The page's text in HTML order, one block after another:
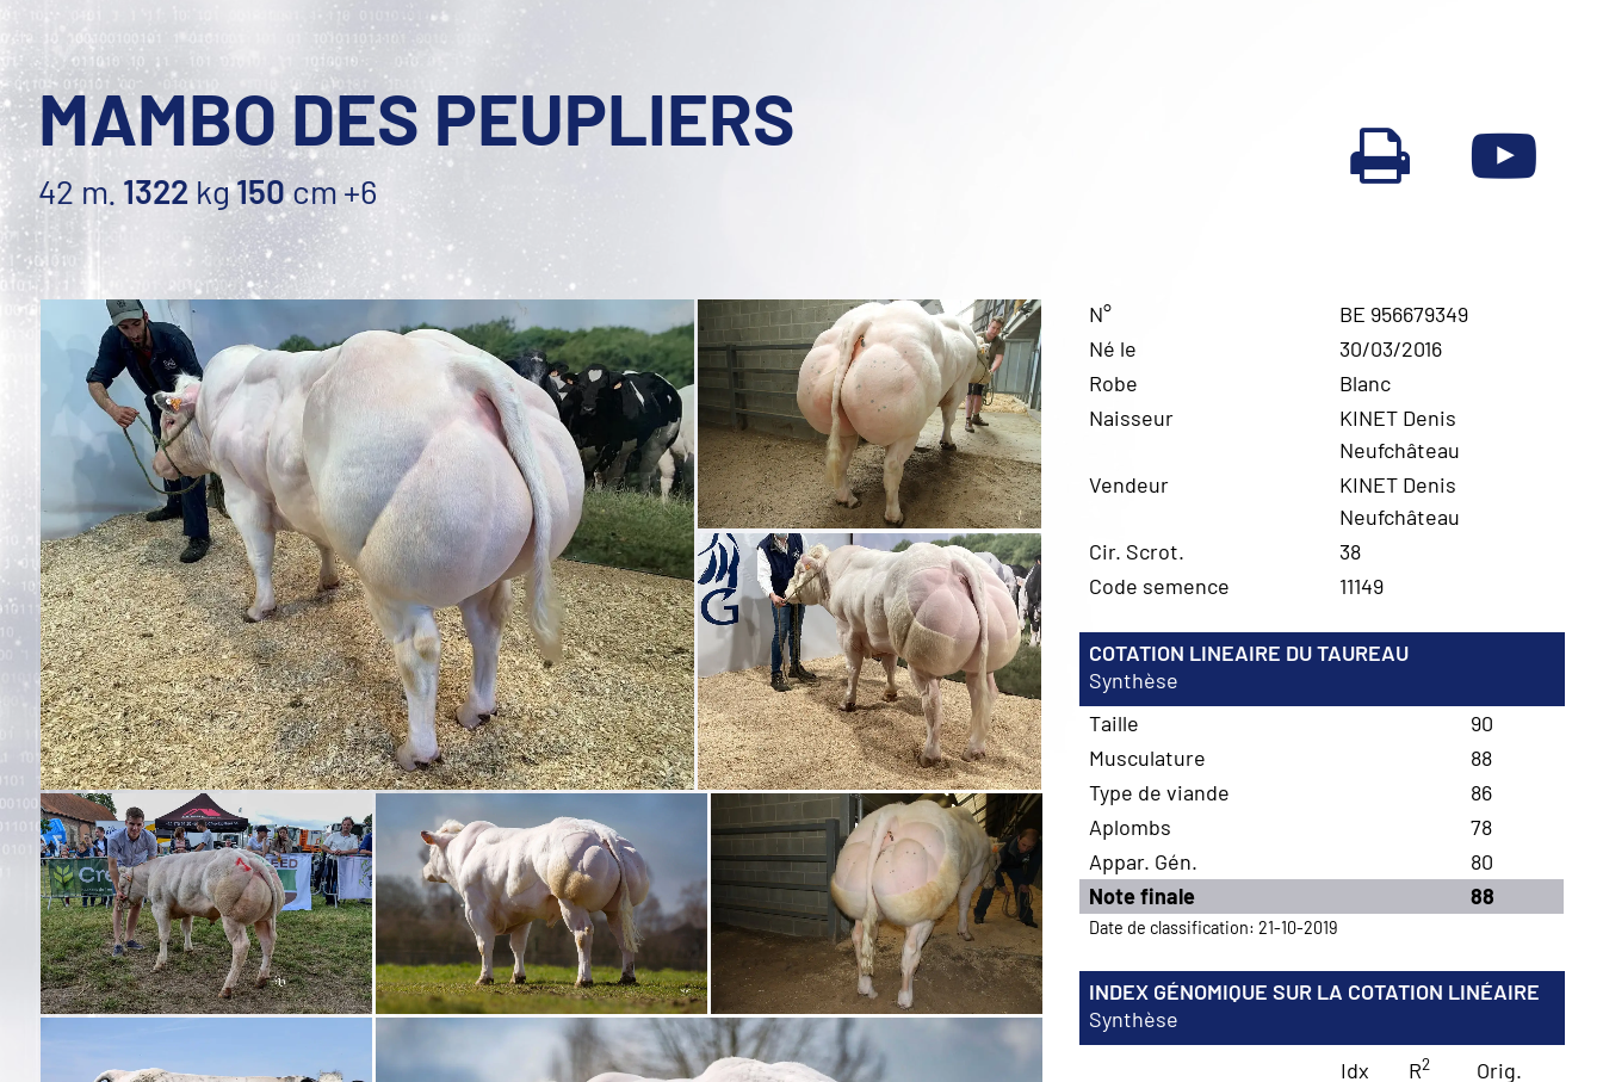
MAMBO DES PEUPLIERS
42 m. 1322 kg150cm+6
N°
BE 956679349
Né le
30/03/2016
Robe
Blanc
Naisseur
KINET Denis
Neufchâteau
Vendeur
KINET Denis
Neufchâteau
Cir. Scrot.
38
Code semence
11149
COTATION LINEAIRE DU TAUREAU
Synthèse
Taille
90
Musculature
88
Type de viande
86
Aplombs
78
Appar. Gén.
80
Note finale
88
Date de classification: 21-10-2019
INDEX GÉNOMIQUE SUR LA COTATION LINÉAIRE
Synthèse
Idx
R2 Orig.